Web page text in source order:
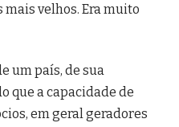
velhos. Era muito
um país, de sua
que a capacidade de
em geral geradores